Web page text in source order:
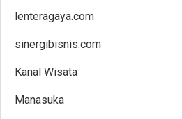
lenteragaya.com
sinergibisnis.com
Kanal Wisata
Manasuka